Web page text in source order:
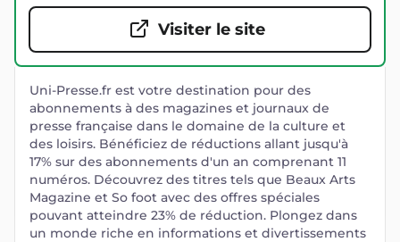
Visiter le site
Uni-Presse.fr est votre destination pour des
abonnements à des magazines et journaux de
presse française dans le domaine de la culture et
des loisirs. Bénéficiez de réductions allant jusqu'à
17% sur des abonnements d'un an comprenant 11
numéros. Découvrez des titres tels que Beaux Arts
Magazine et So foot avec des offres spéciales
pouvant atteindre 23% de réduction. Plongez dans
un monde riche en informations et divertissements